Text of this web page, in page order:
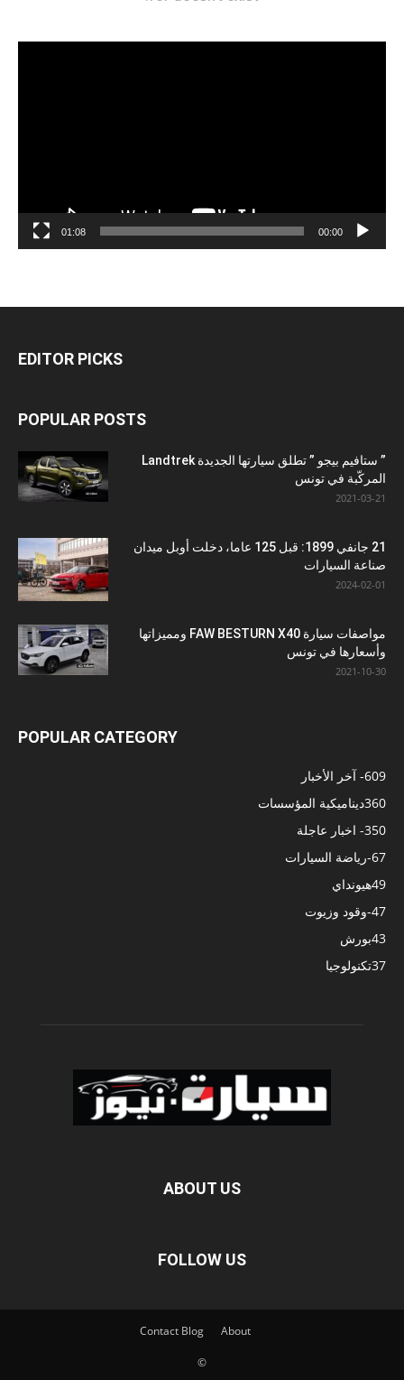
00:00
01:08
EDITOR PICKS
POPULAR POSTS
” ستافيم بيجو ” تطلق سيارتها الجديدة Landtrek
المركّبة في تونس
2021-03-21
21 جانفي 1899: قبل 125 عاما، دخلت أوبل ميدان
صناعة السيارات
2024-02-01
مواصفات سيارة FAW BESTURN X40 ومميزاتها
وأسعارها في تونس
2021-10-30
POPULAR CATEGORY
- آخر الأخبار609
ديناميكية المؤسسات360
- اخبار عاجلة350
-رياضة السيارات67
هيونداي49
-وقود وزيوت47
بورش43
تكنولوجيا37
ABOUT US
FOLLOW US
About
Blog
Contact
©